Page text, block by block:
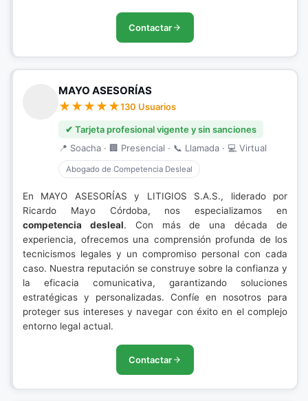
Contactar
MAYO ASESORÍAS
130 Usuarios
✔ Tarjeta profesional vigente y sin sanciones
📍 Soacha · 🏢 Presencial · 📞 Llamada · 💻 Virtual
Abogado de Competencia Desleal
En MAYO ASESORÍAS y LITIGIOS S.A.S., liderado por
Ricardo Mayo Córdoba, nos especializamos en
competencia desleal. Con más de una década de
experiencia, ofrecemos una comprensión profunda de los
tecnicismos legales y un compromiso personal con cada
caso. Nuestra reputación se construye sobre la confianza y
la eficacia comunicativa, garantizando soluciones
estratégicas y personalizadas. Confíe en nosotros para
proteger sus intereses y navegar con éxito en el complejo
entorno legal actual.
Contactar